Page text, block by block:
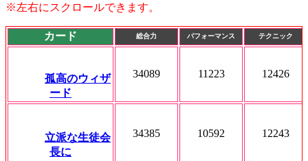
※左右にスクロールできます。
カード 総合力 パフォーマンス テクニック
孤高のウィザ
ード
34089 11223 12426
立派な生徒会
長に
34385 10592 12243